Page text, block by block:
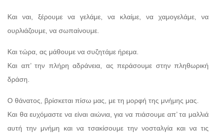
Και ναι, ξέρουμε να γελάμε, να κλαίμε, να χαμογελάμε, να
ουρλιάζουμε, να σωπαίνουμε.
Και τώρα, ας μάθουμε να συζητάμε ήρεμα.
Και απ’ την πλήρη αδράνεια, ας περάσουμε στην πληθωρική
δράση.
Ο θάνατος, βρίσκεται πίσω μας, με τη μορφή της μνήμης μας.
Και θα ευχόμαστε να είναι αιώνια, για να πιάσουμε απ’ τα μαλλιά
αυτή την μνήμη και να τσακίσουμε την νοσταλγία και να τις